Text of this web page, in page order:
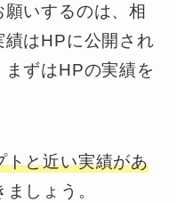
いするのは、相
はHPに公開され
ずはHPの実績を
トと近い実績があ
ましょう。